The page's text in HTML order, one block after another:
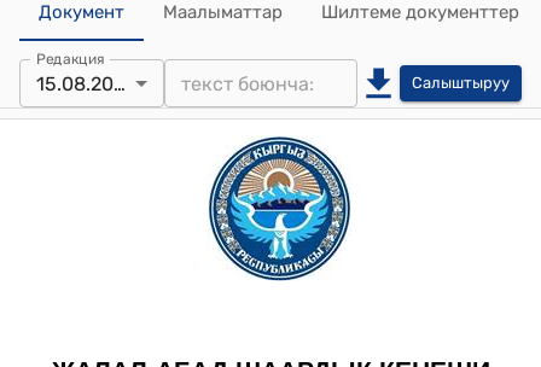
Документ Маалыматтар Шилтеме документтер
Редакция
15.08.2016 Салыштыруу